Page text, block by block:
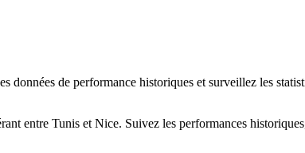
données de performance historiques et surveillez les
entre Tunis et Nice. Suivez les performances